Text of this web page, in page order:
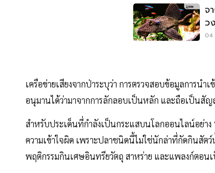
จ
ว
โ
04
เครือข่ายเสียงจากป่าระบุว่า การตรวจสอบข้อมูลการนำ
อนุมานได้ว่ามาจากการลักลอบเป็นหลัก และถือเป็นสั
สำหรับประเด็นที่กำลังเป็นกระแสบนโลกออนไลน์อย่า
ความเข้าใจผิด เพราะปลาชนิดนี้ไม่ใช่นักล่าที่กัดกินสัต
พฤติกรรมกินเศษอินทรียวัตถุ สาหร่าย และแพลงก์ตอนเ